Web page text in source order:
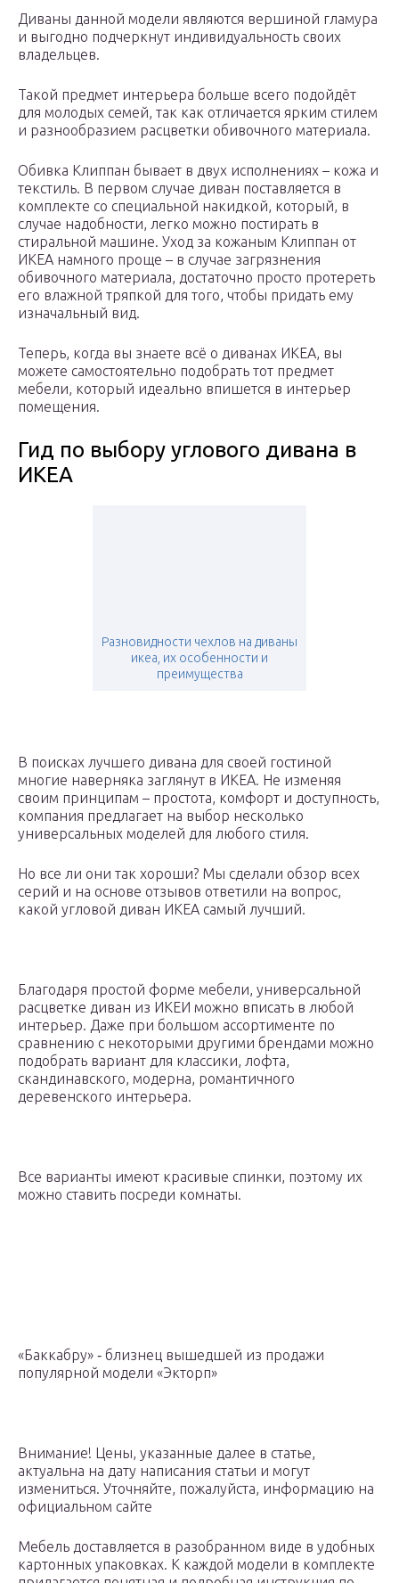
Диваны данной модели являются вершиной гламура
и выгодно подчеркнут индивидуальность своих
владельцев.
Такой предмет интерьера больше всего подойдёт
для молодых семей, так как отличается ярким стилем
и разнообразием расцветки обивочного материала.
Обивка Клиппан бывает в двух исполнениях – кожа и
текстиль. В первом случае диван поставляется в
комплекте со специальной накидкой, который, в
случае надобности, легко можно постирать в
стиральной машине. Уход за кожаным Клиппан от
ИКЕА намного проще – в случае загрязнения
обивочного материала, достаточно просто протереть
его влажной тряпкой для того, чтобы придать ему
изначальный вид.
Теперь, когда вы знаете всё о диванах ИКЕА, вы
можете самостоятельно подобрать тот предмет
мебели, который идеально впишется в интерьер
помещения.
Гид по выбору углового дивана в
ИКЕА
Разновидности чехлов на диваны
икеа, их особенности и
преимущества
В поисках лучшего дивана для своей гостиной
многие наверняка заглянут в ИКЕА. Не изменяя
своим принципам – простота, комфорт и доступность,
компания предлагает на выбор несколько
универсальных моделей для любого стиля.
Но все ли они так хороши? Мы сделали обзор всех
серий и на основе отзывов ответили на вопрос,
какой угловой диван ИКЕА самый лучший.
Благодаря простой форме мебели, универсальной
расцветке диван из ИКЕИ можно вписать в любой
интерьер. Даже при большом ассортименте по
сравнению с некоторыми другими брендами можно
подобрать вариант для классики, лофта,
скандинавского, модерна, романтичного
деревенского интерьера.
Все варианты имеют красивые спинки, поэтому их
можно ставить посреди комнаты.
«Баккабру» ‑ близнец вышедшей из продажи
популярной модели «Экторп»
Внимание! Цены, указанные далее в статье,
актуальна на дату написания статьи и могут
измениться. Уточняйте, пожалуйста, информацию на
официальном сайте
Мебель доставляется в разобранном виде в удобных
картонных упаковках. К каждой модели в комплекте